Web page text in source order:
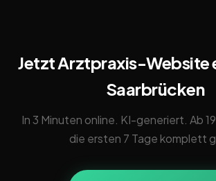
Jetzt Arztpraxis-Website
Saarbrücken
In 3 Minuten online. KI-generiert. Ab
die ersten 7 Tage komplett